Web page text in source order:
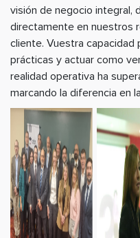
visión de negocio integral,
directamente en nuestros
cliente. Vuestra capacidad
prácticas y actuar como
realidad operativa ha
marcando la diferencia en